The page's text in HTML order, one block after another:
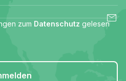
zum Datenschutz gelesen